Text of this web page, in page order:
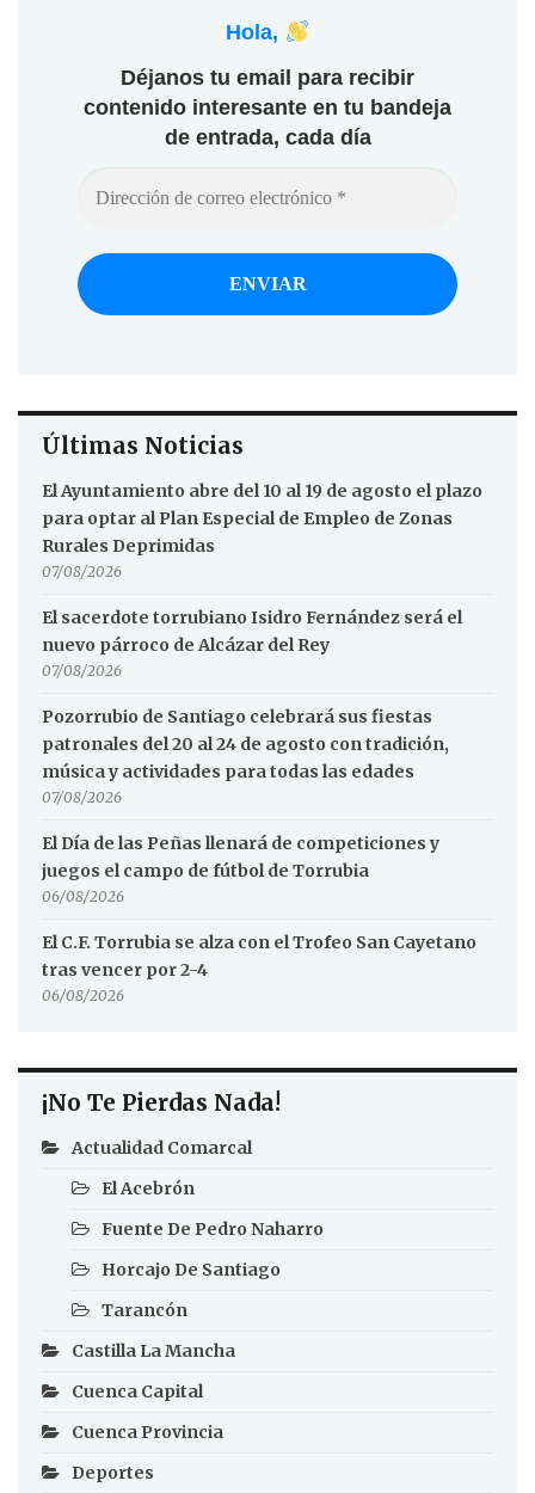
Hola,
Déjanos tu email para recibir
contenido interesante en tu bandeja
de entrada, cada día
Últimas Noticias
El Ayuntamiento abre del 10 al 19 de agosto el plazo
para optar al Plan Especial de Empleo de Zonas
Rurales Deprimidas
07/08/2026
El sacerdote torrubiano Isidro Fernández será el
nuevo párroco de Alcázar del Rey
07/08/2026
Pozorrubio de Santiago celebrará sus fiestas
patronales del 20 al 24 de agosto con tradición,
música y actividades para todas las edades
07/08/2026
El Día de las Peñas llenará de competiciones y
juegos el campo de fútbol de Torrubia
06/08/2026
El C.F. Torrubia se alza con el Trofeo San Cayetano
tras vencer por 2-4
06/08/2026
¡No Te Pierdas Nada!
Actualidad Comarcal
El Acebrón
Fuente De Pedro Naharro
Horcajo De Santiago
Tarancón
Castilla La Mancha
Cuenca Capital
Cuenca Provincia
Deportes